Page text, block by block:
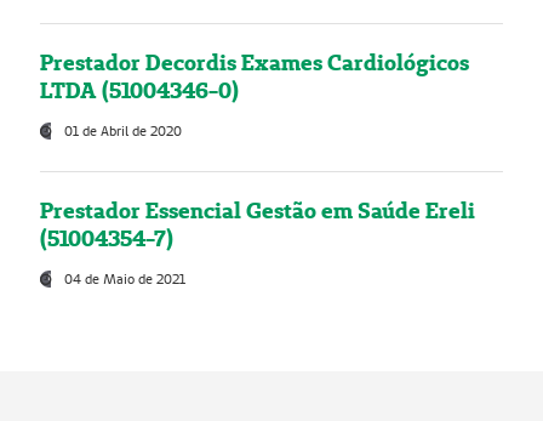
Prestador Decordis Exames Cardiológicos
LTDA (51004346-0)
01 de Abril de 2020
Prestador Essencial Gestão em Saúde Ereli
(51004354-7)
04 de Maio de 2021